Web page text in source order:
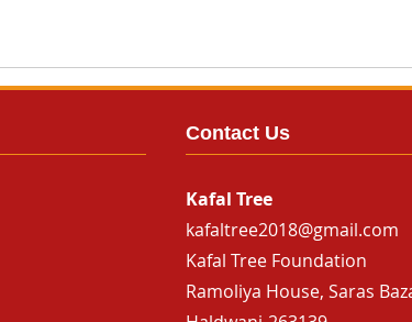
Contact Us
Kafal Tree
kafaltree2018@gmail.com
Kafal Tree Foundation
Ramoliya House, Saras